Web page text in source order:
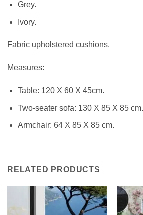
Grey.
Ivory.
Fabric upholstered cushions.
Measures:
Table: 120 X 60 X 45cm.
Two-seater sofa: 130 X 85 X 85 cm.
Armchair: 64 X 85 X 85 cm.
RELATED PRODUCTS